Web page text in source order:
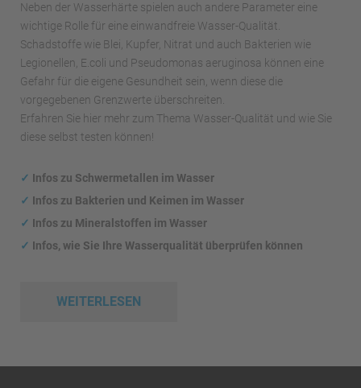
Neben der Wasserhärte spielen auch andere Parameter eine
wichtige Rolle für eine einwandfreie Wasser-Qualität.
Schadstoffe wie Blei, Kupfer, Nitrat und auch Bakterien wie
Legionellen, E.coli und Pseudomonas aeruginosa können eine
Gefahr für die eigene Gesundheit sein, wenn diese die
vorgegebenen Grenzwerte überschreiten.
Erfahren Sie hier mehr zum Thema Wasser-Qualität und wie Sie
diese selbst testen können!
✓ Infos zu Schwermetallen im Wasser
✓ Infos zu Bakterien und Keimen im Wasser
✓ Infos zu Mineralstoffen im Wasser
✓ Infos, wie Sie Ihre Wasserqualität überprüfen können
WEITERLESEN